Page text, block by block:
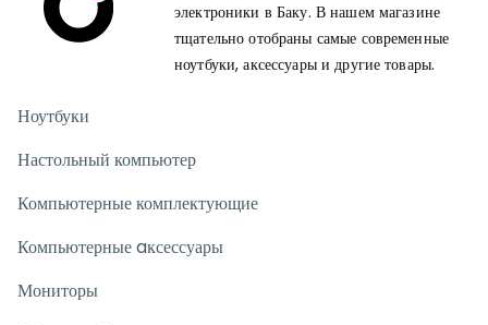
электроники в Баку. В нашем магазине
тщательно отобраны самые современные
ноутбуки, аксессуары и другие товары.
Ноутбуки
Настольный компьютер
Компьютерные комплектующие
Компьютерные aксессуары
Мониторы